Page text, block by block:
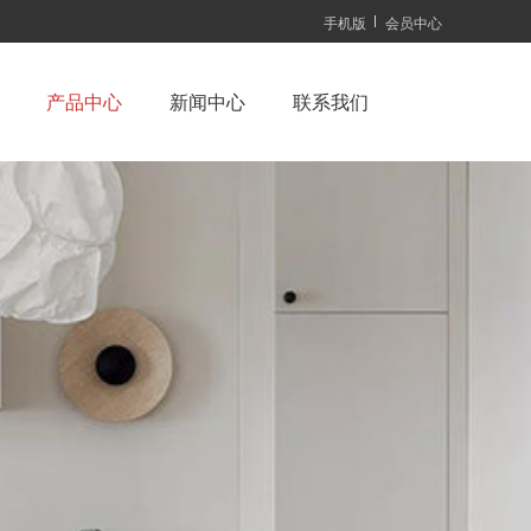
手机版 会员中心
产品中心 新闻中心 联系我们